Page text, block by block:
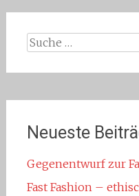
Suche
Neueste
Gegenentwurf zur
Fast Fashion –